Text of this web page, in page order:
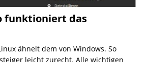
funktioniert das
ähnelt dem von Windows. So
leicht zurecht. Alle wichtigen